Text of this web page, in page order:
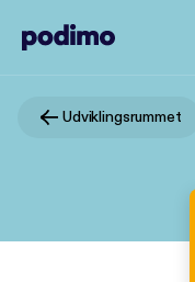
Udviklingsrummet